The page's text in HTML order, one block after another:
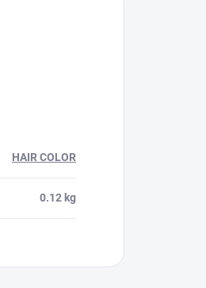
HAIR COLOR
0.12 kg